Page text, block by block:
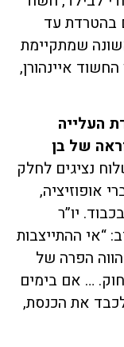
בהטרדת עד
שמתקיימת
איינהורן,
העלייה
של בן
נציגים לחלק
אופוזיציה,
יו”ר
“אי ההתייצבות
הפרה של
… אם בימים
את הכנסת,